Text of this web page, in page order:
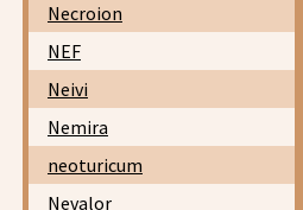
Necroion
NEF
Neivi
Nemira
neoturicum
Nevalor